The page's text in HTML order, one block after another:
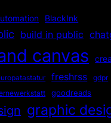
BlackInk
build in public
canvas
freshrss gdpr
goodreads
graphic